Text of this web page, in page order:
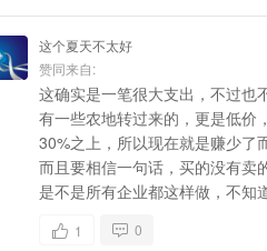
这个夏天不太好
赞同来自:
这确实是一笔很大支出，不过也
有一些农地转过来的，更是低价
30%之上，所以现在就是赚少了
而且要相信一句话，买的没有卖
是不是所有企业都这样做，不知
1 0